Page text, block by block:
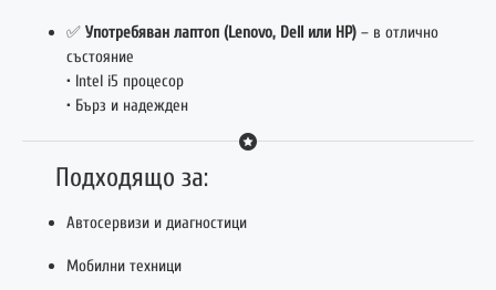
✅ Употребяван лаптоп (Lenovo, Dell или HP) – в отлично
състояние
• Intel i5 процесор
• Бърз и надежден
Подходящо за:
Автосервизи и диагностици
Мобилни техници